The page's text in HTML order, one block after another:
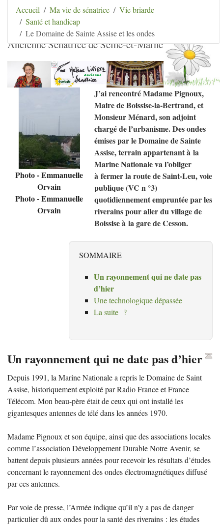
Aller au contenu Aller au menu
Aller au menu
secondaire| Aller à la recherche
Hélène Lipietz
Ancienne Sénatrice de Seine-et-Marne
Accueil Ma vie de sénatrice
Vie briarde
Santé et handicap
Le Domaine de Sainte Assise et les ondes
Photo - Emmanuelle
Orvain
Photo - Emmanuelle
Orvain
J’ai rencontré Madame Pignoux,
Maire de Boissise-la-Bertrand, et
Monsieur Ménard, son adjoint
chargé de l’urbanisme. Des ondes
émises par le Domaine de Sainte
Assise, terrain appartenant à la
Marine Nationale va l’obliger
à fermer la route de Saint-Leu, voie
publique (VC n °3)
quotidiennement empruntée par les
riverains pour aller du village de
Boissise à la gare de Cesson.
SOMMAIRE
Un rayonnement qui ne date pas
d’hier
Une technologique dépassée
La suite ?
Un rayonnement qui ne date pas d’hier
Depuis 1991, la Marine Nationale a repris le Domaine de Saint
Assise, historiquement exploité par Radio France et France
Télécom. Mon beau-père était de ceux qui ont installé les
gigantesques antennes de télé dans les années 1970.
Madame Pignoux et son équipe, ainsi que des associations locales
comme l’association Développement Durable Notre Avenir, se
battent depuis plusieurs années pour recevoir les résultats d’études
concernant le rayonnement des ondes électromagnétiques diffusé
par ces antennes.
Par voie de presse, l’Armée indique qu’il n’y a pas de danger
particulier dû aux ondes pour la santé des riverains : les études